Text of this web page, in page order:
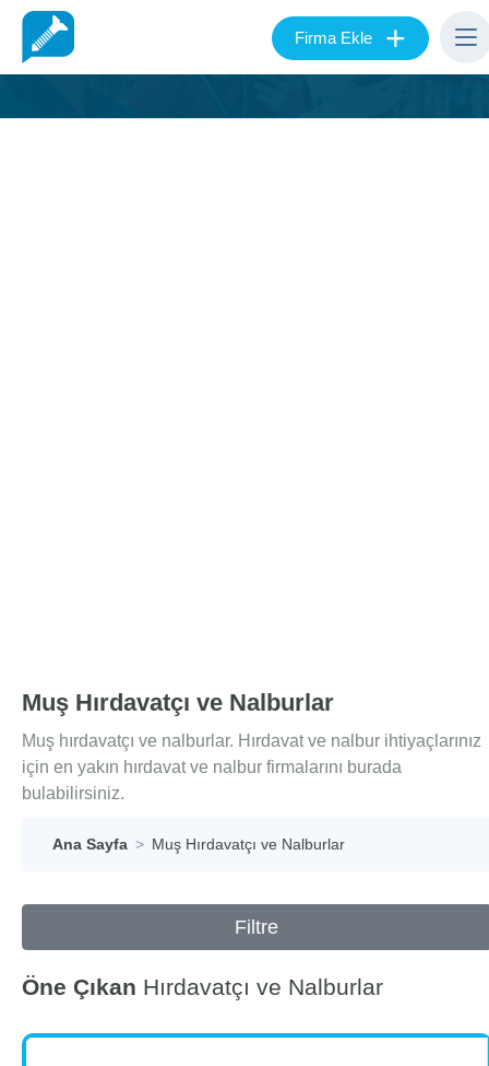
Firma Ekle +
Muş Hırdavatçı ve Nalburlar
Muş hırdavatçı ve nalburlar. Hırdavat ve nalbur ihtiyaçlarınız
için en yakın hırdavat ve nalbur firmalarını burada
bulabilirsiniz.
Ana Sayfa Muş Hırdavatçı ve Nalburlar
Filtre
Öne Çıkan Hırdavatçı ve Nalburlar